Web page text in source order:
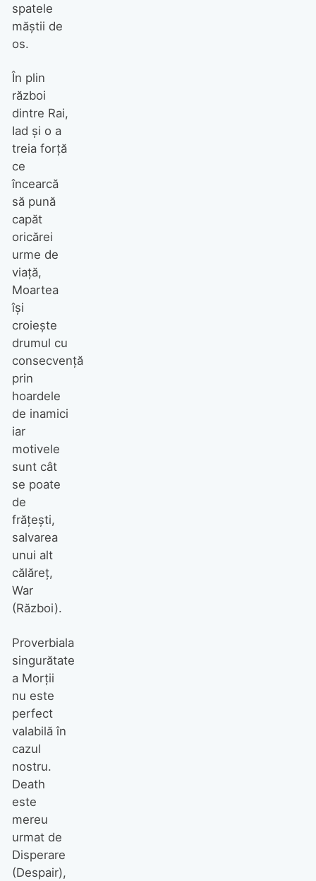
spatele
măştii de
os.
În plin
război
dintre Rai,
Iad şi o a
treia forţă
ce
încearcă
să pună
capăt
oricărei
urme de
viaţă,
Moartea
își
croiește
drumul cu
consecvență
prin
hoardele
de inamici
iar
motivele
sunt cât
se poate
de
frățești,
salvarea
unui alt
călăreț,
War
(Război).
Proverbiala
singurătate
a Morții
nu este
perfect
valabilă în
cazul
nostru.
Death
este
mereu
urmat de
Disperare
(Despair),